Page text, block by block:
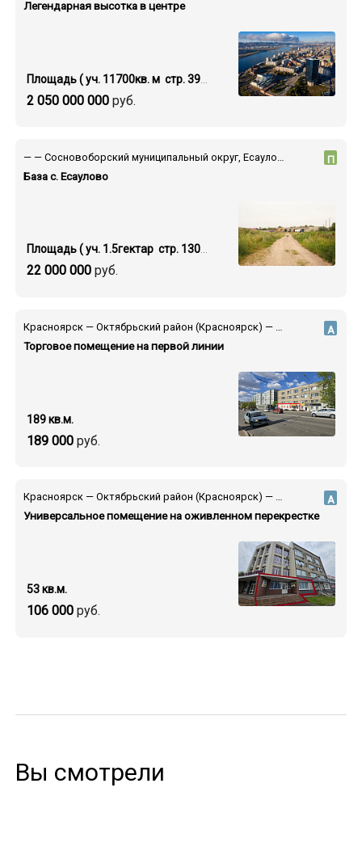
Легендарная высотка в центре
2 050 000 000руб.
Площадь ( уч. 11700кв. м стр. 39000 кв.м.)
База с. Есаулово
П
22 000 000руб.
Площадь ( уч. 1.5гектар стр. 1300 кв.м.)
Торговое помещение на первой линии
А
189 000руб.
189 кв.м.
Красноярск — Октябрьский район (Красноярск) — ул. Высотная
Универсальное помещение на оживленном перекрестке
А
106 000руб.
53 кв.м.
Вы смотрели